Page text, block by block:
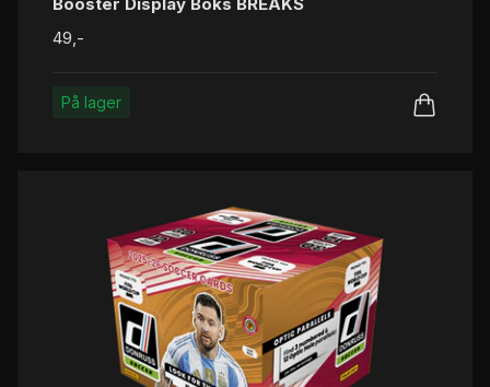
49,-
På lager